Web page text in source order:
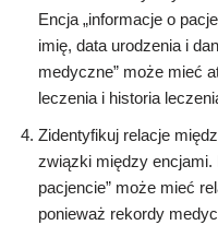
Encja „informacje o
imię, data urodzenia i
medyczne” może mieć
leczenia i historia
Zidentyfikuj relacje
związki między encjami.
pacjencie” może mieć
ponieważ rekordy